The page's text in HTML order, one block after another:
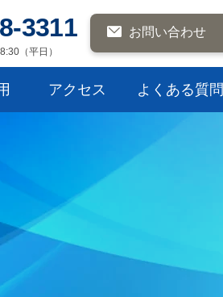
3311
（平日）
お問い合わせ
アクセス よくある質問